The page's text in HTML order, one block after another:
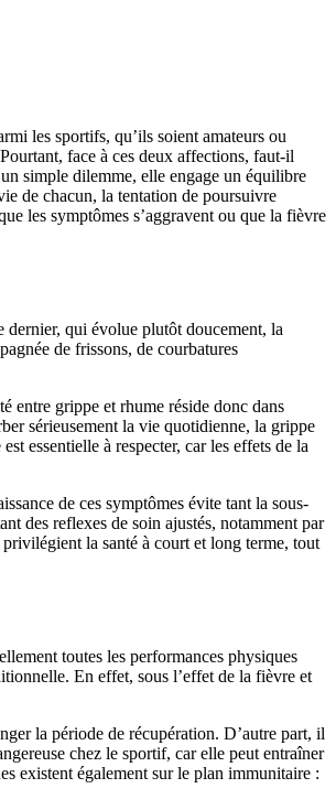
les sportifs, qu’ils soient amateurs ou
face à ces deux affections, faut-il
simple dilemme, elle engage un équilibre
de chacun, la tentation de poursuivre
les symptômes s’aggravent ou que la fièvre
dernier, qui évolue plutôt doucement, la
de frissons, de courbatures
entre grippe et rhume réside donc dans
sérieusement la vie quotidienne, la grippe
essentielle à respecter, car les effets de la
de ces symptômes évite tant la sous-
des reflexes de soin ajustés, notamment par
la santé à court et long terme, tout
toutes les performances physiques
En effet, sous l’effet de la fièvre et
la période de récupération. D’autre part, il
chez le sportif, car elle peut entraîner
existent également sur le plan immunitaire :